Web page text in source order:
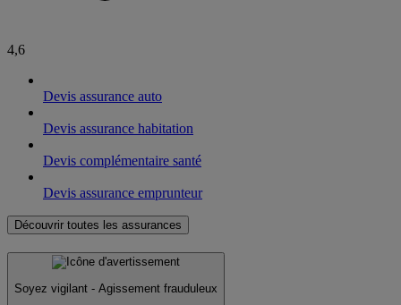
4,6
Devis assurance auto
Devis assurance habitation
Devis complémentaire santé
Devis assurance emprunteur
Découvrir toutes les assurances
Soyez vigilant - Agissement frauduleux